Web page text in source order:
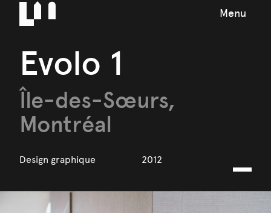
Menu
Evolo 1
Île-des-Sœurs,
Montréal
Design graphique 2012